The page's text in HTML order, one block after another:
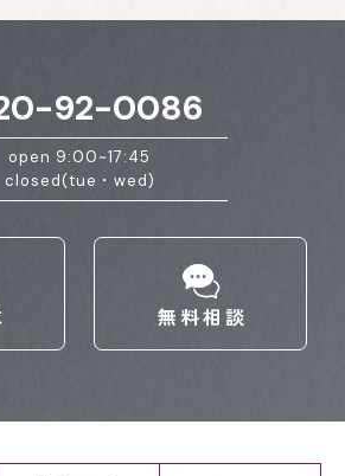
92-0086
open 9:00~17:45
closed(tue・wed)
無料相談